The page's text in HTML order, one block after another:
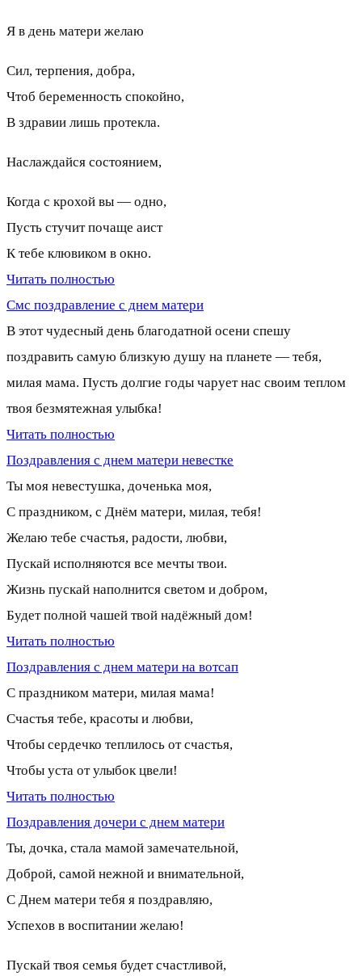
Я в день матери желаю
Сил, терпения, добра,
Чтоб беременность спокойно,
В здравии лишь протекла.
Наслаждайся состоянием,
Когда с крохой вы — одно,
Пусть стучит почаще аист
К тебе клювиком в окно.
Читать полностью
Смс поздравление с днем матери
В этот чудесный день благодатной осени спешу
поздравить самую близкую душу на планете — тебя,
милая мама. Пусть долгие годы чарует нас своим теплом
твоя безмятежная улыбка!
Читать полностью
Поздравления с днем матери невестке
Ты моя невестушка, доченька моя,
С праздником, с Днём матери, милая, тебя!
Желаю тебе счастья, радости, любви,
Пускай исполняются все мечты твои.
Жизнь пускай наполнится светом и добром,
Будет полной чашей твой надёжный дом!
Читать полностью
Поздравления с днем матери на вотсап
С праздником матери, милая мама!
Счастья тебе, красоты и любви,
Чтобы сердечко теплилось от счастья,
Чтобы уста от улыбок цвели!
Читать полностью
Поздравления дочери с днем матери
Ты, дочка, стала мамой замечательной,
Доброй, самой нежной и внимательной,
С Днем матери тебя я поздравляю,
Успехов в воспитании желаю!
Пускай твоя семья будет счастливой,